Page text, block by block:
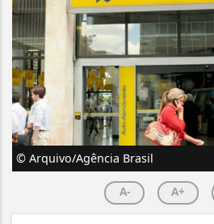
© Arquivo/Agência Brasil
A- A+